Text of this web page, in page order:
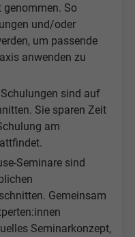
genommen. So
und/oder
um passende
anwenden zu
sind auf
Sie sparen Zeit
am
Seminare sind
Gemeinsam
Seminarkonzept,